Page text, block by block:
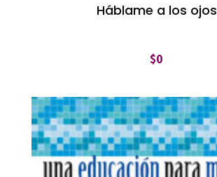
Háblame a los ojos
$0